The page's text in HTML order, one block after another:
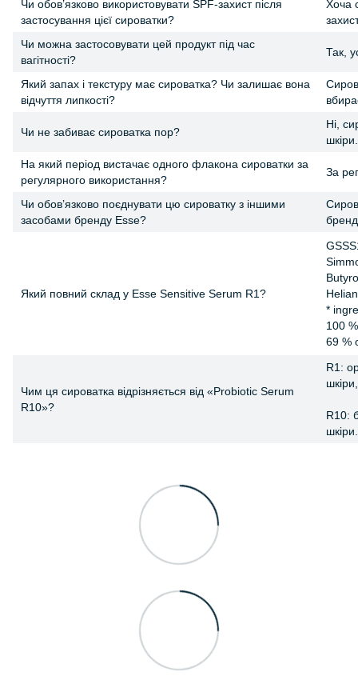
Чи обов’язково використовувати SPF-захист після
застосування цієї сироватки?
Хоча
Чи можна застосовувати цей продукт під час
вагітності?
Так,
Який запах і текстуру має сироватка? Чи залишає вона
відчуття липкості?
Чи не забиває сироватка пор?
Ні,
шкіри.
На який період вистачає одного флакона сироватки за
регулярного використання?
За
Чи обов’язково поєднувати цю сироватку з іншими
засобами бренду Esse?
Який повний склад у Esse Sensitive Serum R1?
*
100
69 %
Чим ця сироватка відрізняється від «Probiotic Serum
R10»?
R1:
R10:
шкіри.